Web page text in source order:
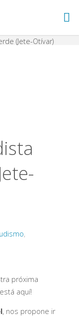
,
próxima
aquí!
, nos propone ir